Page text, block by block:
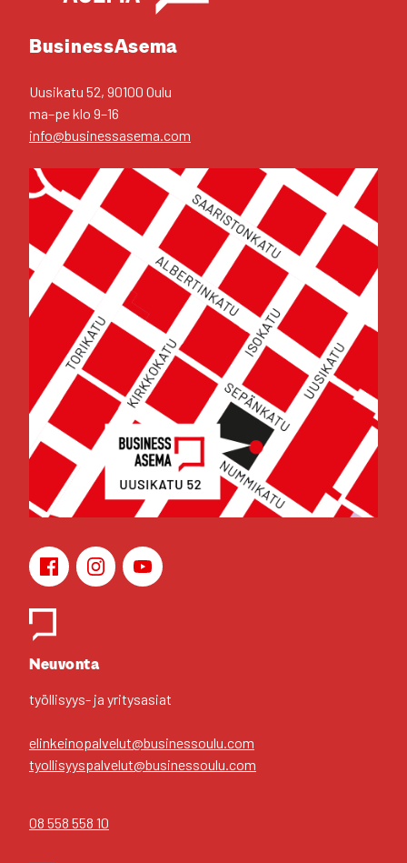
Business­Asema
Uusi­ka­tu 52, 90100 Oulu
ma–pe klo 9–16
info@businessasema.com
Face­bookIns­ta­gramYou­Tu­be
Neu­von­ta
työl­li­syys- ja yri­tys­asiat
elinkeinopalvelut@businessoulu.com
tyollisyyspalvelut@businessoulu.com
08 558 558 10